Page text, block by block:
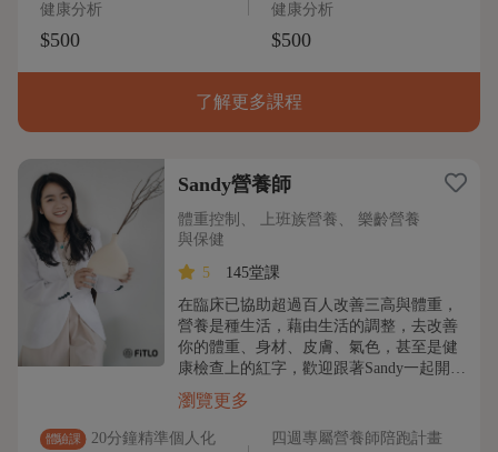
健康分析
$500
健康分析
$500
了解更多課程
Sandy營養師
體重控制、 上班族營養、 樂齡營養
與保健
5
145堂課
在臨床已協助超過百人改善三高與體重，
營養是種生活，藉由生活的調整，去改善
你的體重、身材、皮膚、氣色，甚至是健
康檢查上的紅字，歡迎跟著Sandy一起開…
瀏覽更多
體驗課
20分鐘精準個人化
四週專屬營養師陪跑計畫